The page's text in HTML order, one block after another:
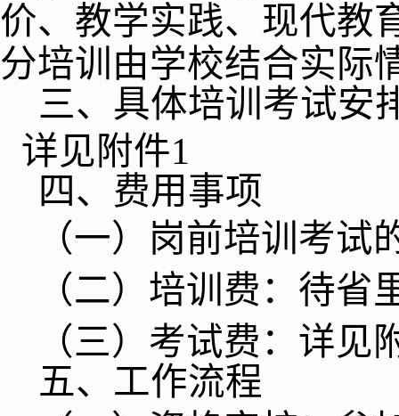
价、教学实践、现代教
分培训由学校结合实际
三、具体培训考试安
详见附件1
四、费用事项
（一） 岗前培训考试
（二） 培训费 ：待省
（三） 考试费 ：详见
五、工作流程